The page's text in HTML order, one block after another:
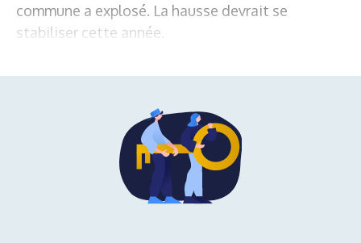
commune a explosé. La hausse devrait se
stabiliser cette année.